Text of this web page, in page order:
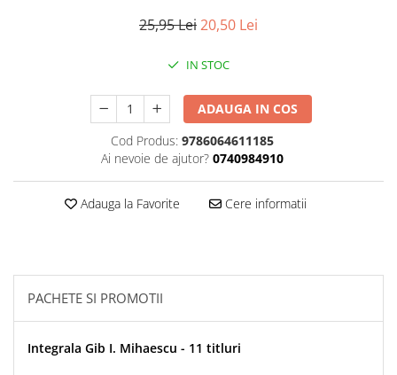
Publicistica / Reportaje / Interviuri
Sociologie si filozofie
25,95 Lei20,50 Lei
IN STOC
ADAUGA IN COS
Cod Produs: 9786064611185
Ai nevoie de ajutor? 0740984910
Adauga la Favorite Cere informatii
PACHETE SI PROMOTII
Integrala Gib I. Mihaescu - 11 titluri